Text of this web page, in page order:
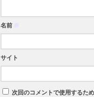
名前 ※
サイト
次回のコメントで使用するた